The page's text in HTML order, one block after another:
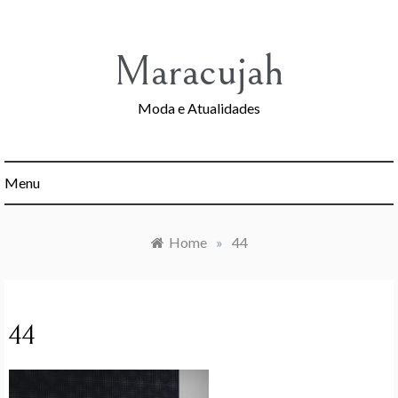
Maracujah
Moda e Atualidades
Menu
Home » 44
44